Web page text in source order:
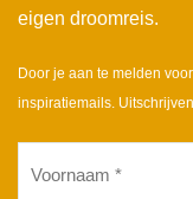
eigen droomreis.
Door je aan te melden
inspiratiemails.
(Vereist)